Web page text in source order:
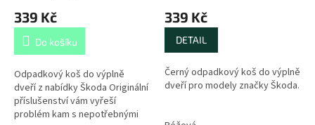
339 Kč
Do košíku
Odpadkový koš do výplně
dveří z nabídky Škoda Originální
příslušenství vám vyřeší
problém kam s nepotřebnými
339 Kč
DETAIL
Černý odpadkový koš do výplně
dveří pro modely značky Škoda.